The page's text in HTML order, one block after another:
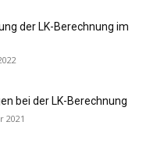
der LK-Berechnung im
bei der LK-Berechnung
2021